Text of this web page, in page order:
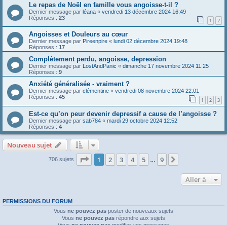
Le repas de Noël en famille vous angoisse-t-il ?
Dernier message par léana « vendredi 13 décembre 2024 16:49
Réponses : 23 1 2
Angoisses et Douleurs au cœur
Dernier message par Pireenpire « lundi 02 décembre 2024 19:48
Réponses : 17
Complètement perdu, angoisse, depression
Dernier message par LostAndPanic « dimanche 17 novembre 2024 11:25
Réponses : 9
Anxiété généralisée - vraiment ?
Dernier message par clémentine « vendredi 08 novembre 2024 22:01
Réponses : 45 1 2 3
Est-ce qu’on peur devenir depressif a cause de l’angoisse ?
Dernier message par sab784 « mardi 29 octobre 2024 12:52
Réponses : 4
Nouveau sujet
706 sujets Page 1sur9
1 2 3 4 5 9
Aller à
PERMISSIONS DU FORUM
Vous ne pouvez pas poster de nouveaux sujets
Vous ne pouvez pas répondre aux sujets